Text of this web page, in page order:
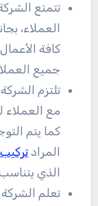
تتمتع
العملاء،
كافة
جميع
تلتزم
مع العملاء
كما يتم
المراد
الذي
تعلم